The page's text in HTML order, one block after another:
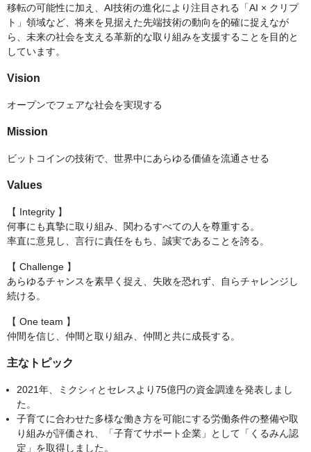
移転の可能性に加え、AI技術の進化により注目される「AI × クリプ
ト」領域など、将来を見据えた先端技術の動向を的確に捉えなが
ら、未来の社会を支える革新的な取り組みを支援することを目的と
しています。
Vision
オープンでフェアな社会を実現する
Mission
ビットコインの技術で、世界中にあらゆる価値を流通させる
Values
【 Integrity 】
何事にも真摯に取り組み、関わるすべての人を尊重する。
率直に意見し、言行に責任をもち、誠実であることを誇る。
【 Challenge 】
あらゆるチャンスを素早く捉え、失敗を恐れず、自らチャレンジし
続ける。
【 One team 】
仲間を信じ、仲間と取り組み、仲間と共に成長する。
主なトピック
2021年、ミクシィとセレスより75億円の資金調達を発表しまし
た。
子育てに合わせた多様な働き方を可能にする労働条件の整備や取
り組みが評価され、「子育てサポート企業」として「くるみん認
定」を取得しました。